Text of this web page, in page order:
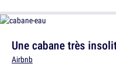
Une cabane très
Airbnb